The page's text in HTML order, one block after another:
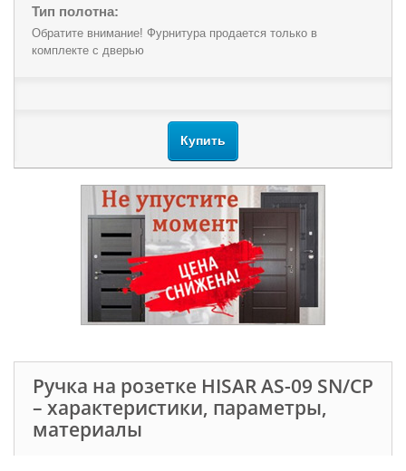
Тип полотна:
Обратите внимание! Фурнитура продается только в
комплекте с дверью
Купить
Ручка на розетке HISAR AS-09 SN/CP
– характеристики, параметры,
материалы